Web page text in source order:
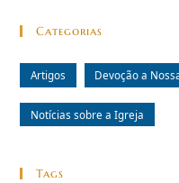
Categorias
Artigos Devoção a
Notícias sobre a Igreja
Tags